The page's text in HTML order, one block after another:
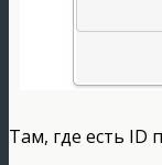
Там, где есть ID